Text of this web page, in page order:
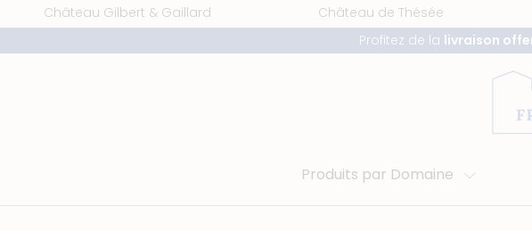
contenu
Château Gilbert & Gaillard Château de Thésée
Profitez de la livraison
Frenchies Wines - Boutique
Produits par Domaine